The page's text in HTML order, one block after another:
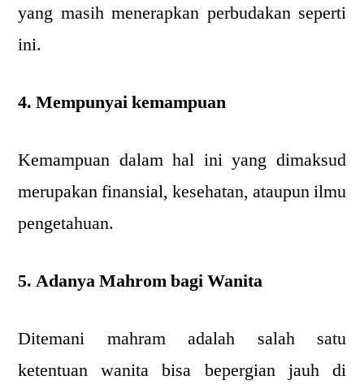
yang masih menerapkan perbudakan seperti
ini.
4. Mempunyai kemampuan
Kemampuan dalam hal ini yang dimaksud
merupakan finansial, kesehatan, ataupun ilmu
pengetahuan.
5. Adanya Mahrom bagi Wanita
Ditemani mahram adalah salah satu
ketentuan wanita bisa bepergian jauh di